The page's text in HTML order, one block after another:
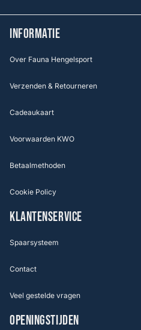
INFORMATIE
Over Fauna Hengelsport
Verzenden & Retourneren
Cadeaukaart
Voorwaarden KWO
Betaalmethoden
Cookie Policy
KLANTENSERVICE
Spaarsysteem
Contact
Veel gestelde vragen
OPENINGSTIJDEN